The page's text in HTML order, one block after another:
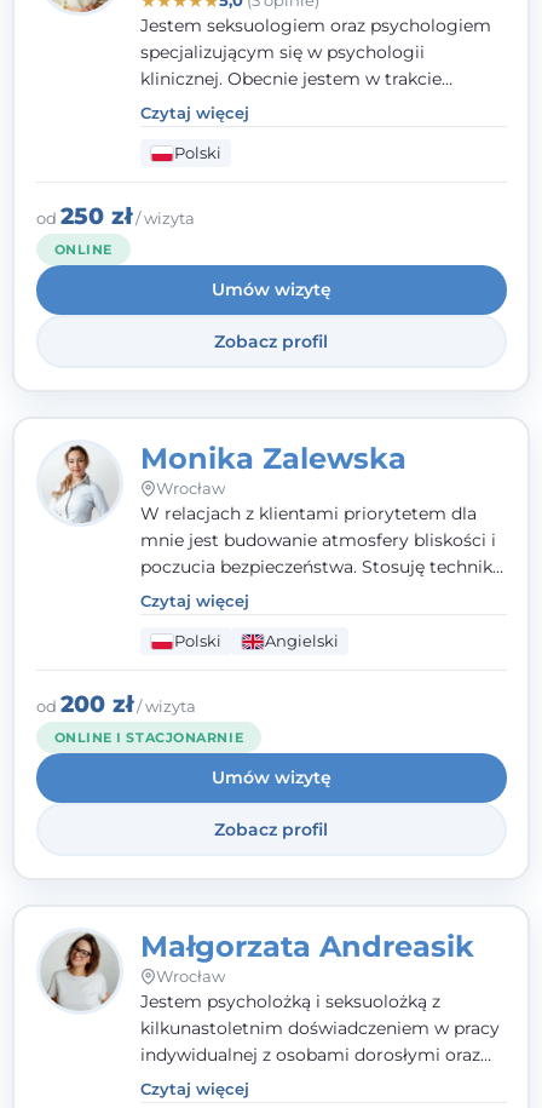
Jestem seksuologiem oraz psychologiem
specjalizującym się w psychologii
klinicznej. Obecnie jestem w trakcie
szkolenia na psychoterapeutę
systemowego. Posiadam status członka
nadzwyczajnego Wielkopolskiego
TowarzystwaTerapii Systemowejoraz
należę do Polskiego Towarzystwa
pierwszym miejscu stawiam budowanie
atmosfery bezpieczeństwa i zrozumienia w
relacjach z Klientami. Istotna dla nie jest
również koncentracja na dostępnych
zasobach.
Czytaj więcej
Polski
od 250 zł/ wizyta
ONLINE
Umów wizytę
Zobacz profil
Monika Zalewska
Wrocław
W relacjach z klientami priorytetem dla
mnie jest budowanie atmosfery bliskości i
poczucia bezpieczeństwa. Stosuję techniki
poznawczo-behawioralne oraz metody,
które koncentrują się na rozwiązaniach
(TSR). Te polegają na osiąganiu
zamierzonych celów (doprowadzeniu do
rozwiązania trudnych sytuacji) poprzez
identyfikowanie i wzmacnianie zasobów
oraz mocnych stron klienta. W swojej
pracy korzystam także z metod dialogu
motywacyjnego itreningu uważności.
Czytaj więcej
Polski Angielski
od 200 zł/ wizyta
ONLINE I STACJONARNIE
Umów wizytę
Zobacz profil
Małgorzata Andreasik
Wrocław
Jestem psycholożką i seksuolożką z
kilkunastoletnim doświadczeniem w pracy
indywidualnej z osobami dorosłymi oraz
parami. Specjalizuję się w obszarze zdrowia
Czytaj więcej